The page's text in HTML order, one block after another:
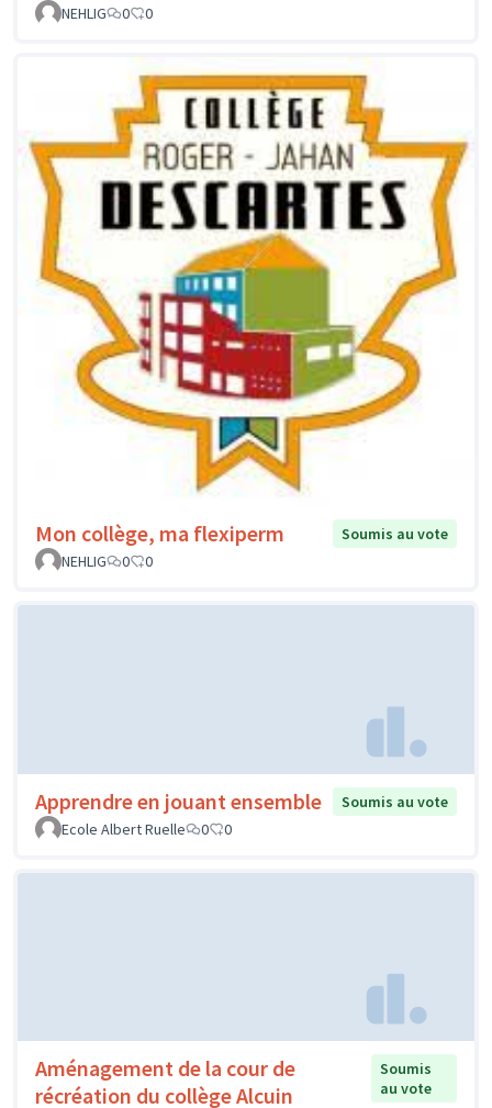
NEHLIG
0 0
Mon collège, ma flexiperm
Soumis au vote
NEHLIG
0 0
Apprendre en jouant ensemble
Soumis au vote
Ecole Albert Ruelle
0 0
Aménagement de la cour de
récréation du collège Alcuin
Soumis
au vote